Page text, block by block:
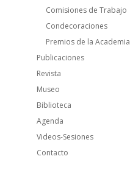
Comisiones de Trabajo
Condecoraciones
Premios de la Academia
Publicaciones
Revista
Museo
Biblioteca
Agenda
Videos-Sesiones
Contacto